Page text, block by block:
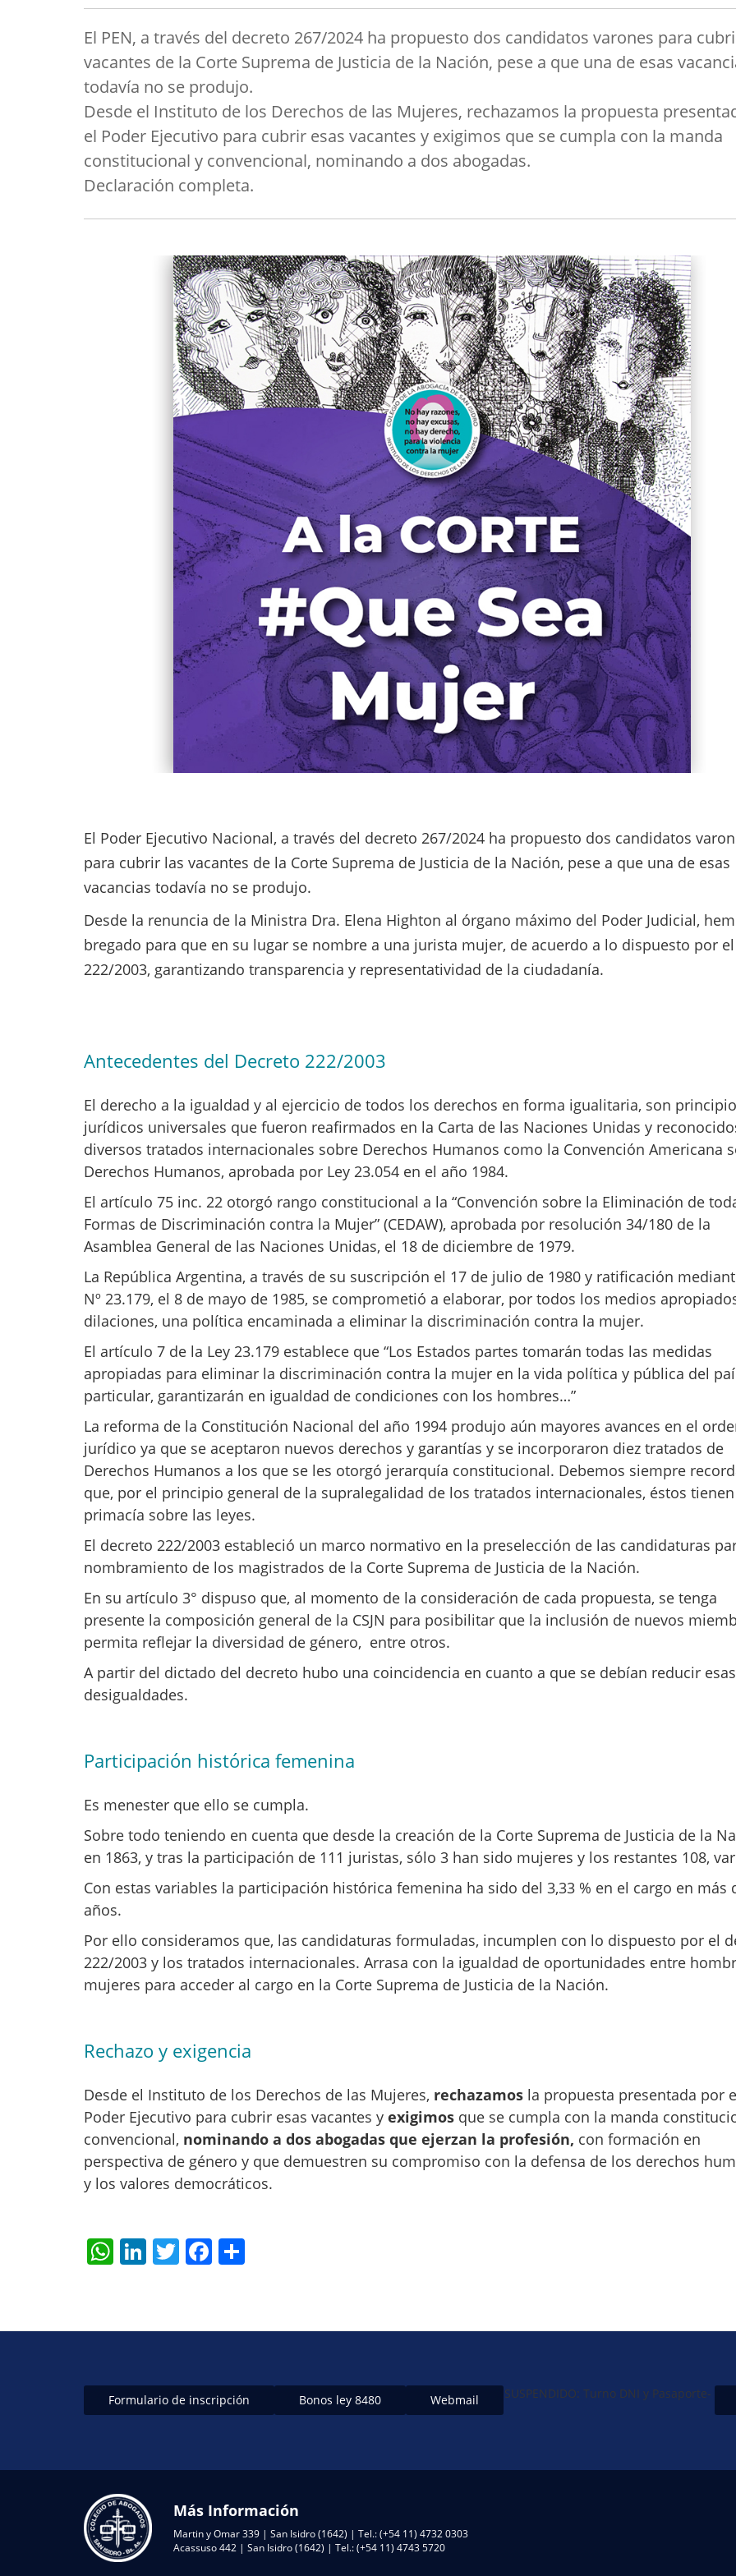
El PEN, a través del decreto 267/2024 ha propuesto dos candidatos varones para
vacantes de la Corte Suprema de Justicia de la Nación, pese a que una de esas
todavía no se produjo.
Desde el Instituto de los Derechos de las Mujeres, rechazamos la propuesta
el Poder Ejecutivo para cubrir esas vacantes y exigimos que se cumpla con la manda
constitucional y convencional, nominando a dos abogadas.
Declaración completa.
El Poder Ejecutivo Nacional, a través del decreto 267/2024 ha propuesto dos candidatos
para cubrir las vacantes de la Corte Suprema de Justicia de la Nación, pese a que una de esas
vacancias todavía no se produjo.
Desde la renuncia de la Ministra Dra. Elena Highton al órgano máximo del Poder Judicial,
bregado para que en su lugar se nombre a una jurista mujer, de acuerdo a lo dispuesto por
222/2003, garantizando transparencia y representatividad de la ciudadanía.
Antecedentes del Decreto 222/2003
El derecho a la igualdad y al ejercicio de todos los derechos en forma igualitaria, son
jurídicos universales que fueron reafirmados en la Carta de las Naciones Unidas y
diversos tratados internacionales sobre Derechos Humanos como la Convención Americana
Derechos Humanos, aprobada por Ley 23.054 en el año 1984.
El artículo 75 inc. 22 otorgó rango constitucional a la “Convención sobre la Eliminación de
Formas de Discriminación contra la Mujer” (CEDAW), aprobada por resolución 34/180 de la
Asamblea General de las Naciones Unidas, el 18 de diciembre de 1979.
La República Argentina, a través de su suscripción el 17 de julio de 1980 y ratificación
Nº 23.179, el 8 de mayo de 1985, se comprometió a elaborar, por todos los medios
dilaciones, una política encaminada a eliminar la discriminación contra la mujer.
El artículo 7 de la Ley 23.179 establece que “Los Estados partes tomarán todas las medidas
apropiadas para eliminar la discriminación contra la mujer en la vida política y pública del
particular, garantizarán en igualdad de condiciones con los hombres…”
La reforma de la Constitución Nacional del año 1994 produjo aún mayores avances en el
jurídico ya que se aceptaron nuevos derechos y garantías y se incorporaron diez tratados de
Derechos Humanos a los que se les otorgó jerarquía constitucional. Debemos siempre
que, por el principio general de la supralegalidad de los tratados internacionales, éstos tienen
primacía sobre las leyes.
El decreto 222/2003 estableció un marco normativo en la preselección de las candidaturas
nombramiento de los magistrados de la Corte Suprema de Justicia de la Nación.
En su artículo 3° dispuso que, al momento de la consideración de cada propuesta, se tenga
presente la composición general de la CSJN para posibilitar que la inclusión de nuevos
permita reflejar la diversidad de género, entre otros.
A partir del dictado del decreto hubo una coincidencia en cuanto a que se debían reducir esas
desigualdades.
Participación histórica femenina
Es menester que ello se cumpla.
Sobre todo teniendo en cuenta que desde la creación de la Corte Suprema de Justicia de la
en 1863, y tras la participación de 111 juristas, sólo 3 han sido mujeres y los restantes 108,
Con estas variables la participación histórica femenina ha sido del 3,33 % en el cargo en más
años.
Por ello consideramos que, las candidaturas formuladas, incumplen con lo dispuesto por el
222/2003 y los tratados internacionales. Arrasa con la igualdad de oportunidades entre
mujeres para acceder al cargo en la Corte Suprema de Justicia de la Nación.
Rechazo y exigencia
Desde el Instituto de los Derechos de las Mujeres, rechazamos la propuesta presentada por
Poder Ejecutivo para cubrir esas vacantes y exigimos que se cumpla con la manda
convencional, nominando a dos abogadas que ejerzan la profesión, con formación en
perspectiva de género y que demuestren su compromiso con la defensa de los derechos
y los valores democráticos.
W
h
s
p
p
Li
n
e
n
T
w
er
F
a
e
o
o
e
Formulario de inscripción Bonos ley 8480 Webmail SUSPENDIDO: Turno DNI y Pasaporte-
Más Información
Martin y Omar 339 | San Isidro (1642) | Tel.: (+54 11) 4732 0303
Acassuso 442 | San Isidro (1642) | Tel.: (+54 11) 4743 5720